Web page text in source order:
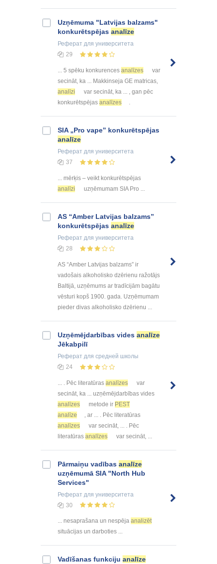
Uzņēmuma "Latvijas balzams"
konkurētspējas analīze
Реферат для университета
29
... 5 spēku konkurences analīzes
var
secināt, ka ... Makkinseja GE matricas,
analīzi
var secināt, ka ... , gan pēc
konkurētspējas analīzes .
SIA „Pro vape” konkurētspējas
analīze
Реферат для университета
37
... mērķis – veikt konkurētspējas
analīzi
uzņēmumam SIA Pro ...
AS “Amber Latvijas balzams”
konkurētspējas analīze
Реферат для университета
28
AS “Amber Latvijas balzams” ir
vadošais alkoholisko dzērienu ražotājs
Baltijā, uzņēmums ar tradīcijām bagātu
vēsturi kopš 1900. gada. Uzņēmumam
pieder divas alkoholisko dzērienu ...
Uzņēmējdarbības vides analīze
Jēkabpilī
Реферат для средней школы
24
... . Pēc literatūras analīzes
var
secināt, ka ... uzņēmējdarbības vides
analīzes
metode ir PEST
analīze
, ar ... . Pēc literatūras
analīzes
var secināt, ... . Pēc
literatūras analīzes var secināt, ...
Pārmaiņu vadības analīze
uzņēmumā SIA "North Hub
Services"
Реферат для университета
30
... nesaprašana un nespēja analizēt
situācijas un darboties ...
Vadīšanas funkciju analīze